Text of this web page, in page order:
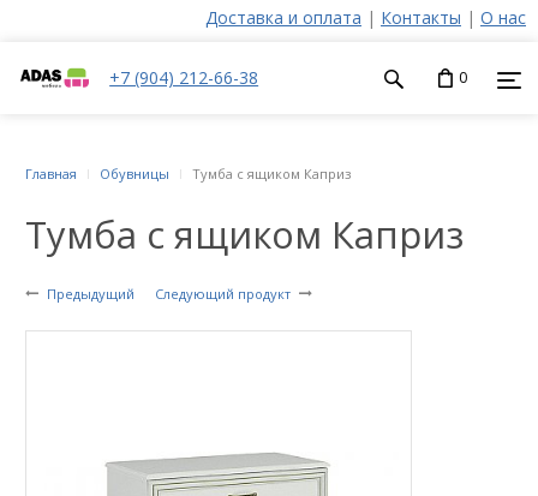
Доставка и оплата | Контакты | О нас
+7 (904) 212-66-38 0
Тумба с ящиком Каприз
Предыдущий Следующий продукт
Главная Обувницы Тумба с ящиком Каприз